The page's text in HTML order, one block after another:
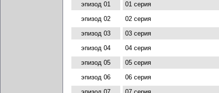
эпизод 01
01 серия
эпизод 02
02 серия
эпизод 03
03 серия
эпизод 04
04 серия
эпизод 05
05 серия
эпизод 06
06 серия